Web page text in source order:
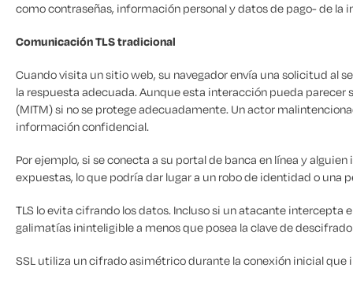
como contraseñas, información personal y datos de pago- de la
Comunicación TLS tradicional
Cuando visita un sitio web, su navegador envía una solicitud al
la respuesta adecuada. Aunque esta interacción pueda parecer
(MITM) si no se protege adecuadamente. Un actor
información confidencial.
Por ejemplo, si se conecta a su portal de banca en línea y
expuestas, lo que podría dar lugar a un robo de identidad o una
TLS lo evita cifrando los datos. Incluso si un atacante
galimatías ininteligible a menos que posea la clave de
SSL utiliza un cifrado asimétrico durante la conexión inicial